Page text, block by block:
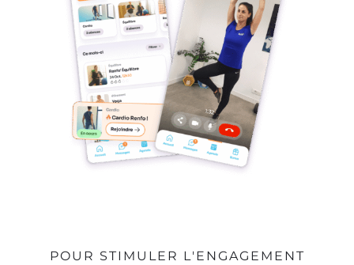
POUR STIMULER L'ENGAGEMENT